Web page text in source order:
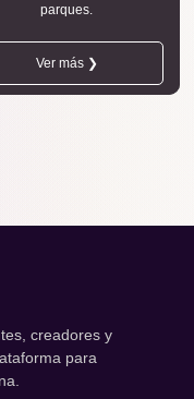
parques.
Ver más ❯
creadores y
para